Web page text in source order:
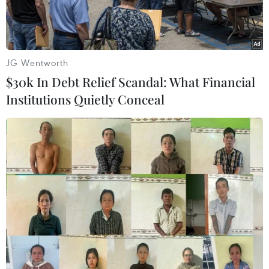
Các cầu thủ Anh ăn mừng chiến thắng trong trận tứ kết gặp
Thụy Điển. (Nguồn: THX/TTXVN)
Thành tích vào bán kết World Cup 2018 của đội
tuyển Anh là rõ ràng không phải là sự may
JG Wentworth
$30k In Debt Relief Scandal: What Financial
Institutions Quietly Conceal